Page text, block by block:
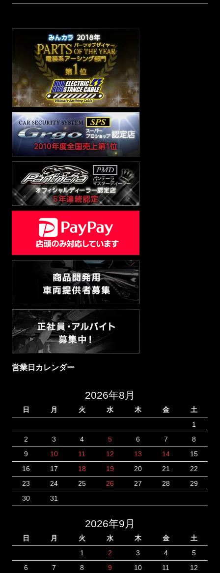
営業日カレンダー
2026年8月
日 月 火 水 木 金
土
1
2
3 4 5 6 7
8
9
10 11 12 13 14
15
16
17 18 19 20 21
22
23
24 25 26 27 28
29
30
31
2026年9月
日 月 火 水 木 金
土
1
2 3 4
5
6
7 8 9 10 11
12